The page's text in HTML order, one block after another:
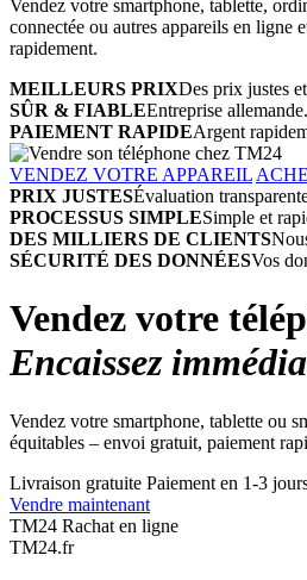
Vendez votre smartphone, tablette,
connectée ou autres appareils en ligne
rapidement.
MEILLEURS PRIXDes prix justes
SÛR & FIABLEEntreprise allemande.
PAIEMENT RAPIDEArgent
VENDEZ VOTRE APPAREIL
PRIX JUSTESÉvaluation
PROCESSUS SIMPLESimple et
DES MILLIERS DE CLIENTS
SÉCURITÉ DES DONNÉESVos
Vendez votre
Encaissez
Vendez votre smartphone, tablette ou
équitables – envoi gratuit, paiement
Livraison gratuite Paiement en 1-3
Vendre maintenant
TM24 Rachat en ligne
TM24.fr